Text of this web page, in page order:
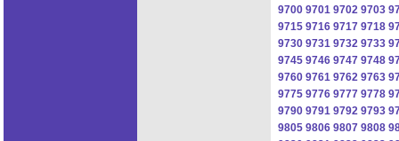
9700 9701 9702 9703
9715 9716 9717 9718
9730 9731 9732 9733
9745 9746 9747 9748
9760 9761 9762 9763
9775 9776 9777 9778
9790 9791 9792 9793
9805 9806 9807 9808